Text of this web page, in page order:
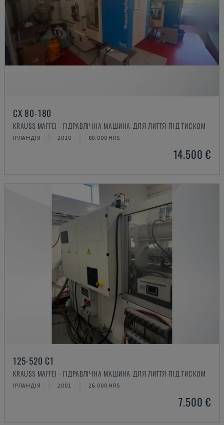
CX 80-180
KRAUSS MAFFEI - ГІДРАВЛІЧНА МАШИНА ДЛЯ ЛИТТЯ ПІД ТИСКОМ
ІРЛАНДІЯ 2010 80.000 HRS
14.500 €
125-520 C1
KRAUSS MAFFEI - ГІДРАВЛІЧНА МАШИНА ДЛЯ ЛИТТЯ ПІД ТИСКОМ
ІРЛАНДІЯ 2001 26.000 HRS
7.500 €